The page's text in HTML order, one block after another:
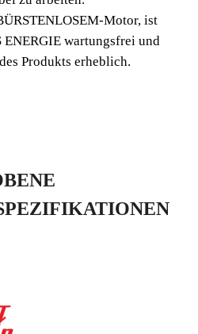
anderen Materialien.
Motor, ist
wartungsfrei und
Produkts erheblich.